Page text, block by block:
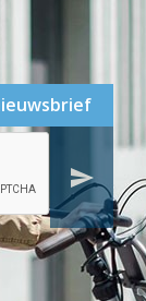
send